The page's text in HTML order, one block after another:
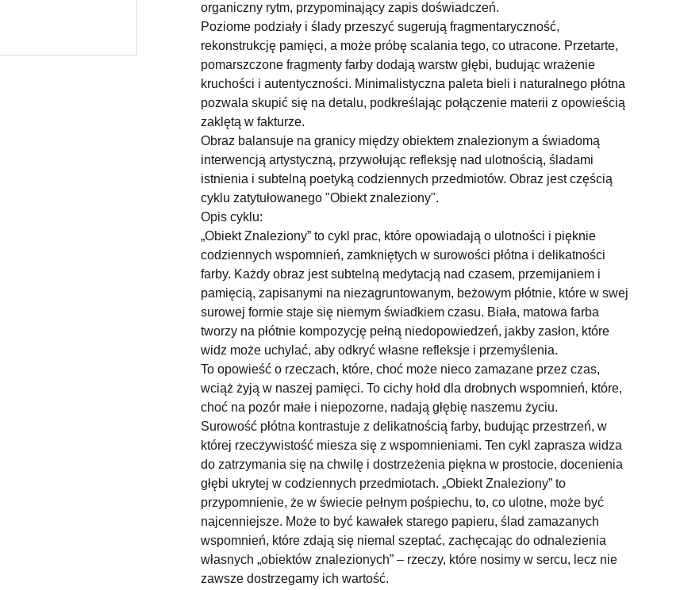
organiczny rytm, przypominający zapis doświadczeń.
Poziome podziały i ślady przeszyć sugerują fragmentaryczność,
rekonstrukcję pamięci, a może próbę scalania tego, co utracone. Przetarte,
pomarszczone fragmenty farby dodają warstw głębi, budując wrażenie
kruchości i autentyczności. Minimalistyczna paleta bieli i naturalnego płótna
pozwala skupić się na detalu, podkreślając połączenie materii z opowieścią
zaklętą w fakturze.
Obraz balansuje na granicy między obiektem znalezionym a świadomą
interwencją artystyczną, przywołując refleksję nad ulotnością, śladami
istnienia i subtelną poetyką codziennych przedmiotów. Obraz jest częścią
cyklu zatytułowanego "Obiekt znaleziony".
Opis cyklu:
„Obiekt Znaleziony” to cykl prac, które opowiadają o ulotności i pięknie
codziennych wspomnień, zamkniętych w surowości płótna i delikatności
farby. Każdy obraz jest subtelną medytacją nad czasem, przemijaniem i
pamięcią, zapisanymi na niezagruntowanym, beżowym płótnie, które w swej
surowej formie staje się niemym świadkiem czasu. Biała, matowa farba
tworzy na płótnie kompozycję pełną niedopowiedzeń, jakby zasłon, które
widz może uchylać, aby odkryć własne refleksje i przemyślenia.
To opowieść o rzeczach, które, choć może nieco zamazane przez czas,
wciąż żyją w naszej pamięci. To cichy hołd dla drobnych wspomnień, które,
choć na pozór małe i niepozorne, nadają głębię naszemu życiu.
Surowość płótna kontrastuje z delikatnością farby, budując przestrzeń, w
której rzeczywistość miesza się z wspomnieniami. Ten cykl zaprasza widza
do zatrzymania się na chwilę i dostrzeżenia piękna w prostocie, docenienia
głębi ukrytej w codziennych przedmiotach. „Obiekt Znaleziony” to
przypomnienie, że w świecie pełnym pośpiechu, to, co ulotne, może być
najcenniejsze. Może to być kawałek starego papieru, ślad zamazanych
wspomnień, które zdają się niemal szeptać, zachęcając do odnalezienia
własnych „obiektów znalezionych” – rzeczy, które nosimy w sercu, lecz nie
zawsze dostrzegamy ich wartość.